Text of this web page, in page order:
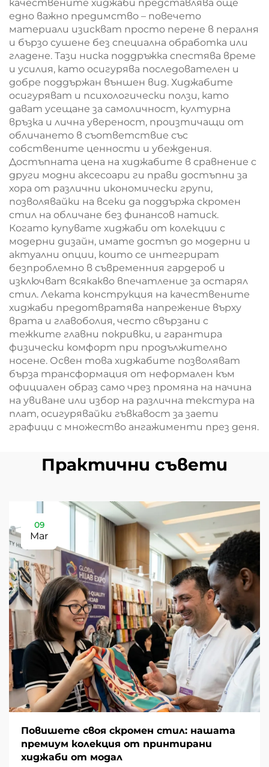
качествените хиджаби представлява още
едно важно предимство – повечето
материали изискват просто перене в пералня
и бързо сушене без специална обработка или
гладене. Тази ниска поддръжка спестява време
и усилия, като осигурява последователен и
добре поддържан външен вид. Хиджабите
осигуряват и психологически ползи, като
дават усещане за самоличност, културна
връзка и лична увереност, произтичащи от
обличането в съответствие със
собствените ценности и убеждения.
Достъпната цена на хиджабите в сравнение с
други модни аксесоари ги прави достъпни за
хора от различни икономически групи,
позволявайки на всеки да поддържа скромен
стил на обличане без финансов натиск.
Когато купувате хиджаби от колекции с
модерни дизайн, имате достъп до модерни и
актуални опции, които се интегрират
безпроблемно в съвременния гардероб и
изключват всякакво впечатление за остарял
стил. Леката конструкция на качествените
хиджаби предотвратява напрежение върху
врата и главоболия, често свързани с
тежките главни покривки, и гарантира
физически комфорт при продължително
носене. Освен това хиджабите позволяват
бърза трансформация от неформален към
официален образ само чрез промяна на начина
на увиване или избор на различна текстура на
плат, осигурявайки гъвкавост за заети
графици с множество ангажименти през деня.
Практични съвети
09
Mar
Повишете своя скромен стил: нашата
премиум колекция от принтирани
хиджаби от модал